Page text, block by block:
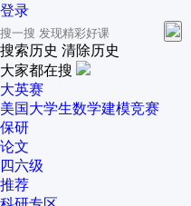
登录
搜索历史 清除历史
大家都在搜
大英赛
美国大学生数学建模竞赛
保研
论文
四六级
推荐